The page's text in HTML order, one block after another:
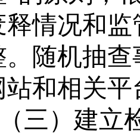
释情况和
。随机抽
站和相关
（三）建